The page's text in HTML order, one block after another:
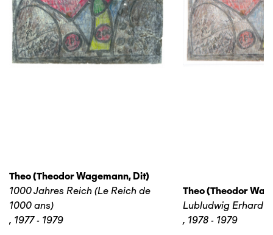
Theo (theodor Wagemann, Dit)
1000 Jahres Reich (Le Reich de
1000 ans)
, 1977 - 1979
Theo (theodor
Lubludwig Erhard
, 1978 - 1979